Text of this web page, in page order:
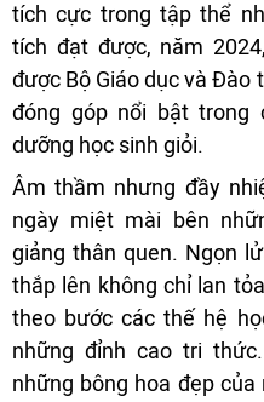
tích cực trong tập thể
tích đạt được, năm
được Bộ Giáo dục và Đào
đóng góp nổi bật trong
dưỡng học sinh giỏi.
Âm thầm nhưng đầy
ngày miệt mài bên
giảng thân quen. Ngọn
thắp lên không chỉ lan
theo bước các thế hệ
những đỉnh cao tri
những bông hoa đẹp